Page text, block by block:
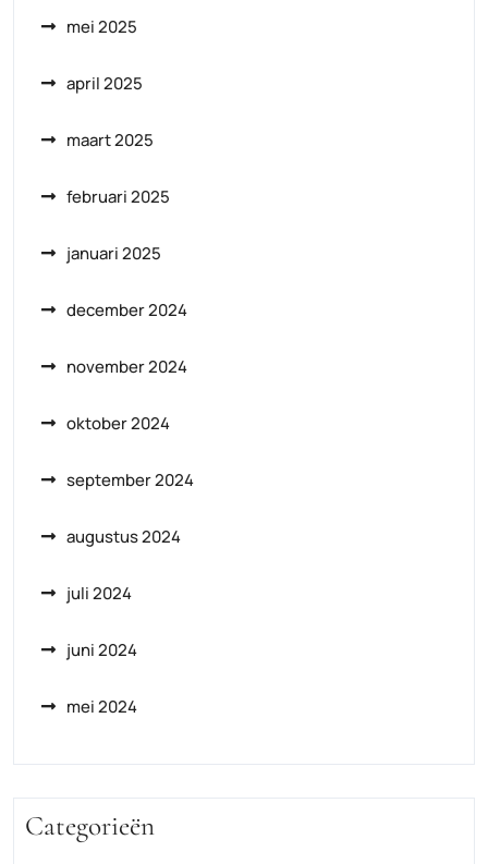
mei 2025
april 2025
maart 2025
februari 2025
januari 2025
december 2024
november 2024
oktober 2024
september 2024
augustus 2024
juli 2024
juni 2024
mei 2024
Categorieën